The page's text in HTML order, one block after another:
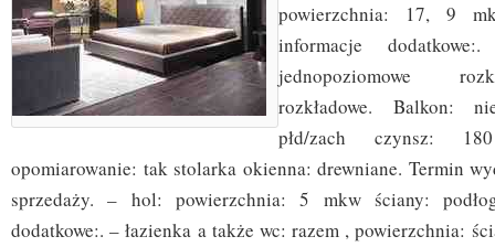
powierzchnia: 17, 9
informacje
jednopoziomowe
rozkładowe. Balkon:
płd/zach czynsz:
opomiarowanie: tak stolarka okienna: drewniane. Termin
sprzedaży. – hol: powierzchnia: 5 mkw ściany:
dodatkowe:. – łazienka a także wc: razem , powierzchnia: